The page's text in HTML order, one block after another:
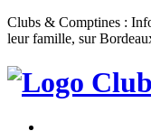
Clubs & Comptines :
leur famille, sur
Clubs